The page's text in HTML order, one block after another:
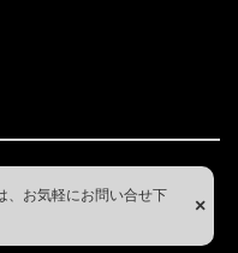
、お気軽にお問い合せ下
×